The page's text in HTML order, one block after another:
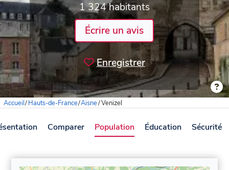
1 324 habitants
Écrire un avis
Enregistrer
Accueil/Hauts-de-France/Aisne/Venizel
Comparer Population Éducation Sécurité